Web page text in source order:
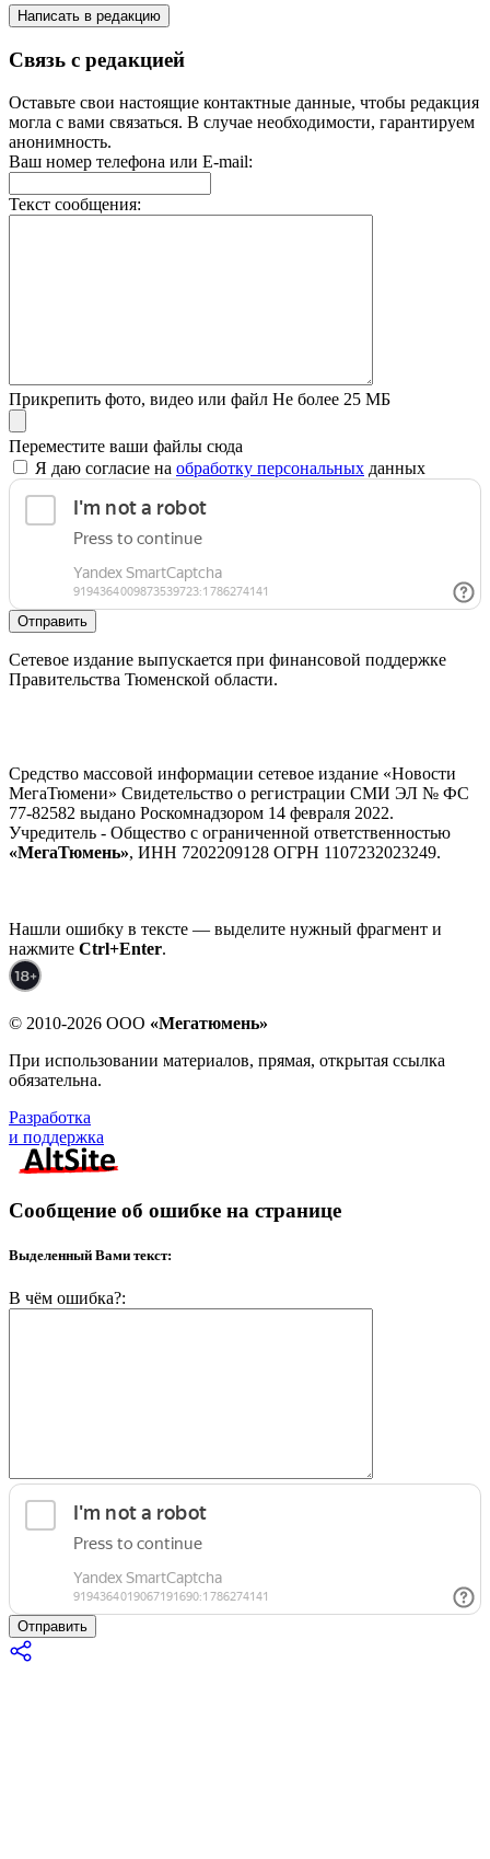
Написать в редакцию
Связь с редакцией
Оставьте свои настоящие контактные данные, чтобы редакция
могла с вами связаться. В случае необходимости, гарантируем
анонимность.
Ваш номер телефона или E-mail:
Текст сообщения:
Прикрепить фото, видео или файл Не более 25 МБ
Переместите ваши файлы сюда
Я даю согласие на обработку персональных данных
Отправить
Сетевое издание выпускается при финансовой поддержке
Правительства Тюменской области.
Средство массовой информации сетевое издание «Новости
МегаТюмени» Свидетельство о регистрации СМИ ЭЛ № ФС
77-82582 выдано Роскомнадзором 14 февраля 2022.
Учредитель - Общество с ограниченной ответственностью
«МегаТюмень», ИНН 7202209128 ОГРН 1107232023249.
Нашли ошибку в тексте — выделите нужный фрагмент и
нажмите Ctrl+Enter.
© 2010-2026 ООО «Мегатюмень»
При использовании материалов, прямая, открытая ссылка
обязательна.
Разработка
и поддержка
Сообщение об ошибке на странице
Выделенный Вами текст:
В чём ошибка?:
Отправить